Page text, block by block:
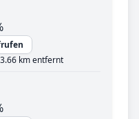
km entfernt